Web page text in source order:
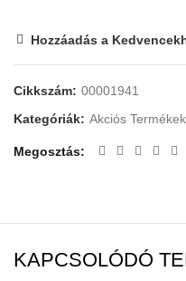
Hozzáadás a
Cikkszám: 00001941
Kategóriák: Akciós Termékek
Megosztás
KAPCSOLÓDÓ